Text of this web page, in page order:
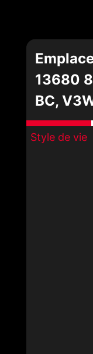
13680
BC,
Style de vie